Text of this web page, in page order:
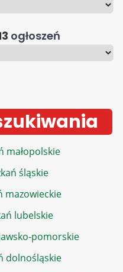
ogłoszeń
małopolskie
śląskie
mazowieckie
lubelskie
pomorskie
dolnośląskie